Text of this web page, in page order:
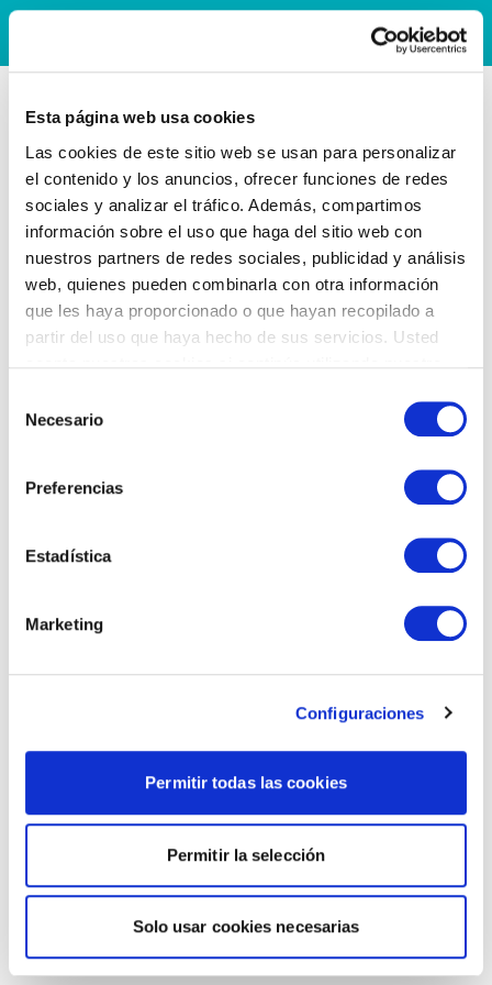
Esta página web usa cookies
Las cookies de este sitio web se usan para personalizar
el contenido y los anuncios, ofrecer funciones de redes
sociales y analizar el tráfico. Además, compartimos
información sobre el uso que haga del sitio web con
nuestros partners de redes sociales, publicidad y análisis
web, quienes pueden combinarla con otra información
que les haya proporcionado o que hayan recopilado a
partir del uso que haya hecho de sus servicios. Usted
Necesario
Preferencias
Estadística
Marketing
Configuraciones
Permitir todas las cookies
Permitir la selección
Solo usar cookies necesarias